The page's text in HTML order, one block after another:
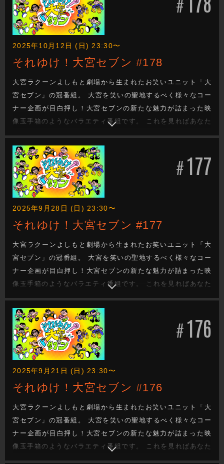
#
2025年10月12日 (日) 23:30〜
それゆけ！大宮セブン #178
大宮ラクーンよしもと劇場から生まれたお笑いユニット「大
宮セブン」の冠番組。 大宮を笑いの聖地するべく様々なコー
ナー企画が目白押し！大宮セブンの新たな魅力が詰まった映
像玉手箱のようなバラエティ番組です。 これを見ればあなた
も大宮セブンの沼に嵌ります。新たな企画もお楽しみに！
#177
2025年9月28日 (日) 23:30〜
それゆけ！大宮セブン #177
大宮ラクーンよしもと劇場から生まれたお笑いユニット「大
宮セブン」の冠番組。 大宮を笑いの聖地するべく様々なコー
ナー企画が目白押し！大宮セブンの新たな魅力が詰まった映
像玉手箱のようなバラエティ番組です。 これを見ればあなた
も大宮セブンの沼に嵌ります。新たな企画もお楽しみに！
#176
2025年9月21日 (日) 23:30〜
それゆけ！大宮セブン #176
大宮ラクーンよしもと劇場から生まれたお笑いユニット「大
宮セブン」の冠番組。 大宮を笑いの聖地するべく様々なコー
ナー企画が目白押し！大宮セブンの新たな魅力が詰まった映
像玉手箱のようなバラエティ番組です。 これを見ればあなた
も大宮セブンの沼に嵌ります。新たな企画もお楽しみに！